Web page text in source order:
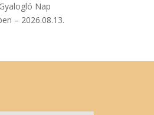
Nap
– 2026.08.13.